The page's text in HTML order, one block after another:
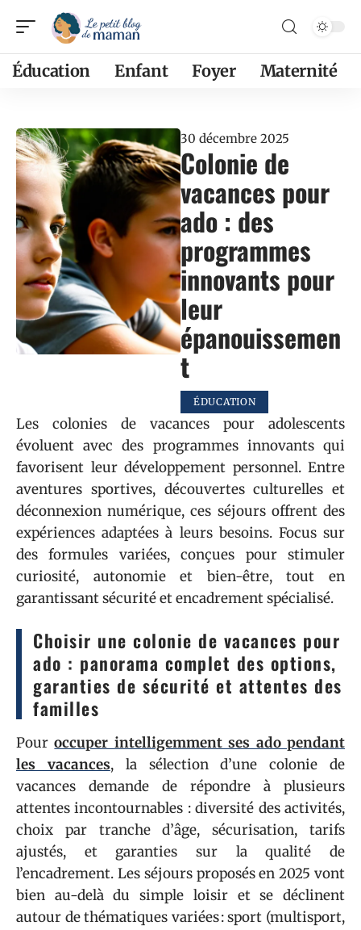
Éducation Enfant Foyer Maternité
30 décembre 2025
Colonie de
vacances pour
ado : des
programmes
innovants pour
leur
épanouissemen
t
ÉDUCATION
Les colonies de vacances pour adolescents
évoluent avec des programmes innovants qui
favorisent leur développement personnel. Entre
aventures sportives, découvertes culturelles et
déconnexion numérique, ces séjours offrent des
expériences adaptées à leurs besoins. Focus sur
des formules variées, conçues pour stimuler
curiosité, autonomie et bien-être, tout en
garantissant sécurité et encadrement spécialisé.
Choisir une colonie de vacances pour
ado : panorama complet des options,
garanties de sécurité et attentes des
familles
Pouroccuper intelligemment ses ado pendant
les vacances, la sélection d’une colonie de
vacances demande de répondre à plusieurs
attentes incontournables : diversité des activités,
choix par tranche d’âge, sécurisation, tarifs
ajustés, et garanties sur la qualité de
l’encadrement. Les séjours proposés en 2025 vont
bien au-delà du simple loisir et se déclinent
autour de thématiques variées : sport (multisport,